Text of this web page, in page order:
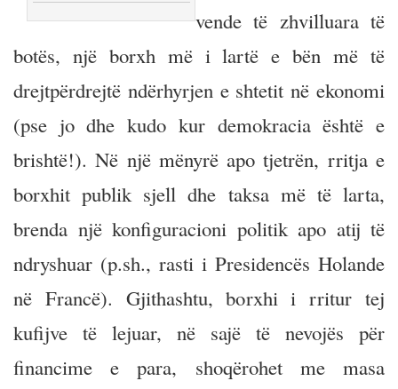
vende të zhvilluara të
botës, një borxh më i lartë e bën më të
drejtpërdrejtë ndërhyrjen e shtetit në ekonomi
(pse jo dhe kudo kur demokracia është e
brishtë!). Në një mënyrë apo tjetrën, rritja e
borxhit publik sjell dhe taksa më të larta,
brenda një konfiguracioni politik apo atij të
ndryshuar (p.sh., rasti i Presidencës Holande
në Francë). Gjithashtu, borxhi i rritur tej
kufijve të lejuar, në sajë të nevojës për
financime e para, shoqërohet me masa